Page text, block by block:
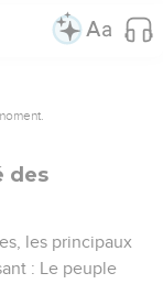
des
les principaux
: Le peuple